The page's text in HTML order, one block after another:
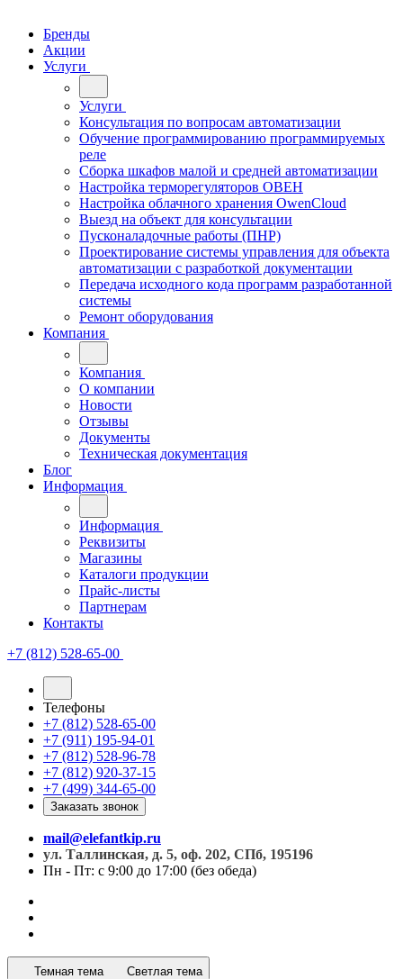
Бренды
Акции
Услуги
Услуги
Консультация по вопросам автоматизации
Обучение программированию программируемых
реле
Сборка шкафов малой и средней автоматизации
Настройка терморегуляторов ОВЕН
Настройка облачного хранения OwenCloud
Выезд на объект для консультации
Пусконаладочные работы (ПНР)
Проектирование системы управления для объекта
автоматизации с разработкой документации
Передача исходного кода программ разработанной
системы
Ремонт оборудования
Компания
Компания
О компании
Новости
Отзывы
Документы
Техническая документация
Блог
Информация
Информация
Реквизиты
Магазины
Каталоги продукции
Прайс-листы
Партнерам
Контакты
+7 (812) 528-65-00
Телефоны
+7 (812) 528-65-00
+7 (911) 195-94-01
+7 (812) 528-96-78
+7 (812) 920-37-15
+7 (499) 344-65-00
Заказать звонок
mail@elefantkip.ru
ул. Таллинская, д. 5, оф. 202, СПб, 195196
Пн - Пт: с 9:00 до 17:00 (без обеда)
Темная тема Светлая тема